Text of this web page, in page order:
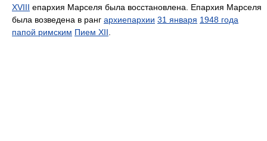
XVIII епархия Марселя была восстановлена. Епархия Марселя
была возведена в ранг архиепархии 31 января 1948 года
папой римским Пием XII